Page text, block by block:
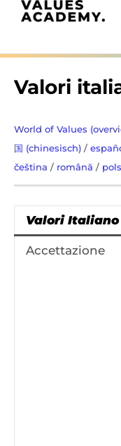
Valori
World of Values
国 (chinesisch) /
čeština / română /
Valori Italiano
Accettazione